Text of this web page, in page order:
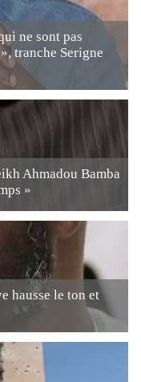
ne sont pas
tranche Serigne
Ahmadou Bamba
»
hausse le ton et